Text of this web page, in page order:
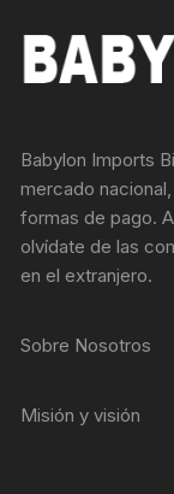
Babylon Imports
mercado
formas de pago.
olvídate de las
en el extranjero.
Sobre Nosotros
Misión y visión